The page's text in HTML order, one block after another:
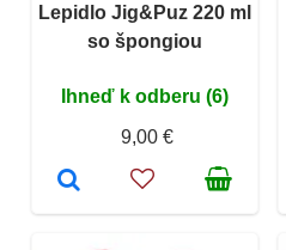
Lepidlo Jig&Puz 220 ml
so špongiou
Ihneď k odberu (6)
9,00 €